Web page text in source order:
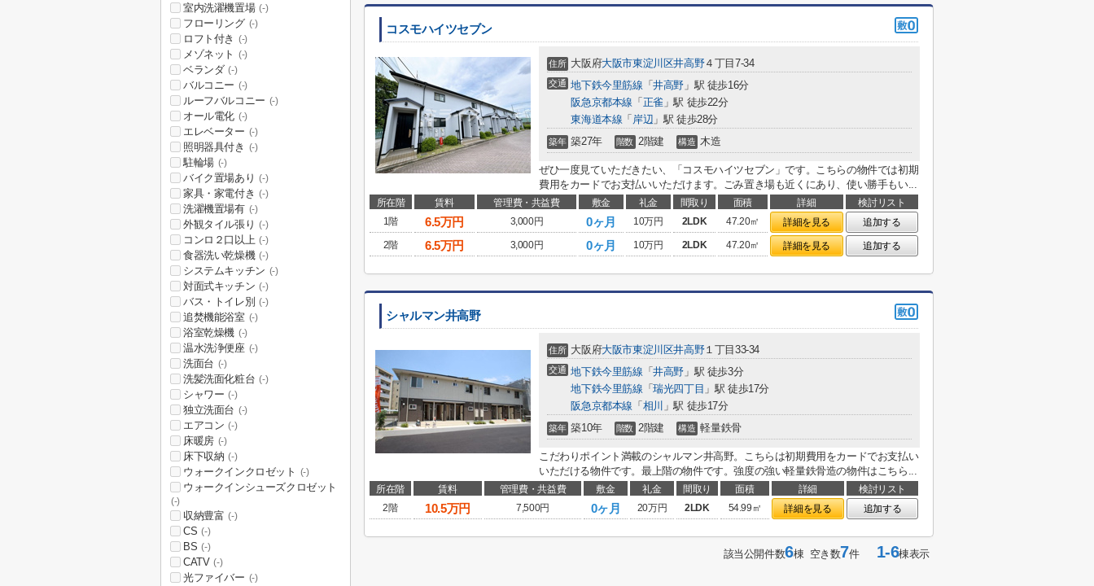
コスモハイツセブン
住所 大阪府大阪市東淀川区井高野４丁目7-34
交通 地下鉄今里筋線 「井高野 」駅 徒歩16分
阪急京都本線 「 正雀 」駅 徒歩22分
東海道本線 「 岸辺 」駅 徒歩28分
築年 築27年 階数 2階建 構造 木造
ぜひ一度見ていただきたい、「コスモハイツセブン」です。こちらの物件では初期
費用をカードでお支払いいただけます。ごみ置き場も近くにあり、使い勝手もい...
所在階 賃料 管理費・共益費 敷金 礼金 間取り 面積 詳細
検討リスト
1階
6.5万円 3,000円 0ヶ月 10万円 2LDK 47.20㎡ 詳細を見る
追加する
2階
6.5万円 3,000円 0ヶ月 10万円 2LDK 47.20㎡ 詳細を見る 追加する
シャルマン井高野
住所 大阪府大阪市東淀川区井高野１丁目33-34
交通 地下鉄今里筋線 「井高野 」駅 徒歩3分
地下鉄今里筋線 「瑞光四丁目 」駅 徒歩17分
阪急京都本線 「 相川 」駅 徒歩17分
築年 築10年 階数 2階建 構造 軽量鉄骨
こだわりポイント満載のシャルマン井高野。こちらは初期費用をカードでお支払い
いただける物件です。最上階の物件です。強度の強い軽量鉄骨造の物件はこちら...
所在階 賃料 管理費・共益費 敷金 礼金 間取り 面積 詳細
検討リスト
2階
10.5万円 7,500円 0ヶ月 20万円 2LDK 54.99㎡ 詳細を見る 追加する
該当公開件数6棟 空き数7件1-6棟表示
室内洗濯機置場 (-)
フローリング (-)
ロフト付き (-)
メゾネット (-)
ベランダ (-)
バルコニー (-)
ルーフバルコニー (-)
オール電化 (-)
エレベーター (-)
照明器具付き (-)
駐輪場 (-)
バイク置場あり (-)
家具・家電付き (-)
洗濯機置場有 (-)
外観タイル張り (-)
コンロ２口以上 (-)
食器洗い乾燥機 (-)
システムキッチン (-)
対面式キッチン (-)
バス・トイレ別 (-)
追焚機能浴室 (-)
浴室乾燥機 (-)
温水洗浄便座 (-)
洗面台 (-)
洗髪洗面化粧台 (-)
シャワー (-)
独立洗面台 (-)
エアコン (-)
床暖房 (-)
床下収納 (-)
ウォークインクロゼット (-)
ウォークインシューズクロゼット
(-)
収納豊富 (-)
CS (-)
BS (-)
CATV (-)
光ファイバー (-)